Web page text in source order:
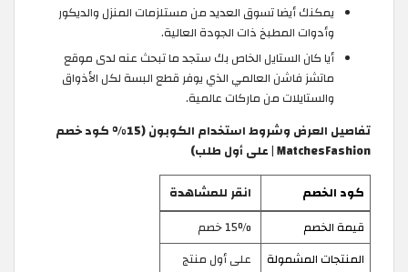
يمكنك أيضا تسوق العديد من مستلزمات المنزل والديكور
وأدوات المطبخ ذات الجودة العالية.
أيا كان الستايل الخاص بك ستجد ما تبحث عنه لدى موقع
ماتشز فاشن العالمي الذي يوفر قطع البسة لكل الأذواق
والستايلات من ماركات عالمية.
تفاصيل العرض وشروط استخدام الكوبون (15% كود خصم
MatchesFashion | على أول طلب)
كود الخصم
انقر للمشاهدة
قيمة الخصم
15% خصم
المنتجات المشمولة
على أول منتج